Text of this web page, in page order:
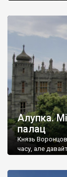
Алупка.
палац
Князь
часу, але